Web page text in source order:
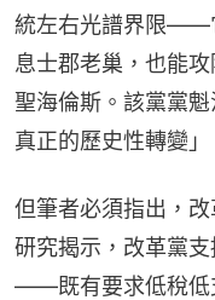
統左右光譜界限——
息士郡老巢，也能
聖海倫斯。該黨黨
真正的歷史性轉變」
但筆者必須指出，
研究揭示，改革黨支
——既有要求低稅低